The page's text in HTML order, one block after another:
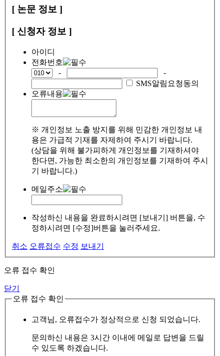
[ 논문 정보 ]
[ 신청자 정보 ]
아이디
전화번호
-
-
SMS알림요청동의
오류내용
※ 개인정보 노출 방지를 위해 민감한 개인정보 내
용은 가급적 기재를 자제하여 주시기 바랍니다.
(상담을 위해 불가피하게 개인정보를 기재하셔야
한다면, 가능한 최소한의 개인정보를 기재하여 주시
기 바랍니다.)
메일주소
작성하신 내용을 완료하시려면 [보내기] 버튼을, 수
정하시려면 [수정]버튼을 눌러주세요.
취소 오류접수 수정 보내기
오류 접수 확인
닫기
오류 접수 확인
고객님, 오류접수가 정상적으로 신청 되었습니다.
문의하신 내용은 3시간 이내에 메일로 답변을 드릴
수 있도록 하겠습니다.